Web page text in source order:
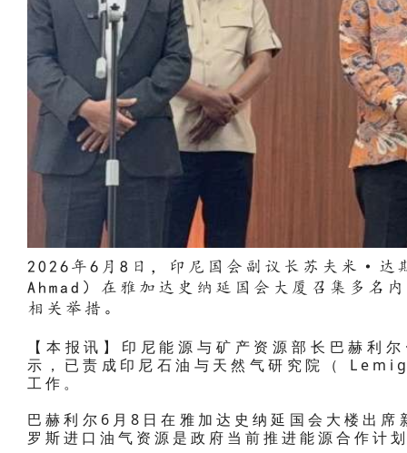
2026年6月8日，印尼国会副议长苏夫米·
Ahmad）在雅加达史纳延国会大厦召集多名
相关举措。
【本报讯】印尼能源与矿产资源部长巴赫
示，已责成印尼石油与天然气研究院（
工作。
巴赫利尔6月8日在雅加达史纳延国会大楼出
罗斯进口油气资源是政府当前推进能源合作计